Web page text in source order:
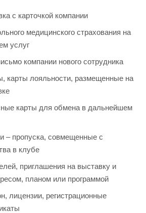
с карточкой компании
медицинского страхования на
услуг
компании нового сотрудника
карты лояльности, размещенные на
карты для обмена в дальнейшем
– пропуска, совмещенные с
в клубе
приглашения на выставку и
планом или программой
лицензии, регистрационные